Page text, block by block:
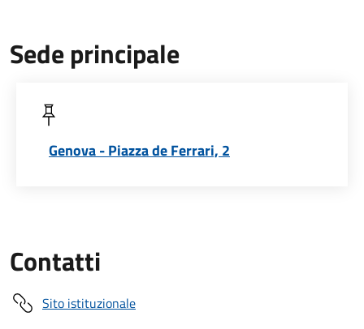
Sede principale
Genova - Piazza de Ferrari, 2
Contatti
Sito istituzionale